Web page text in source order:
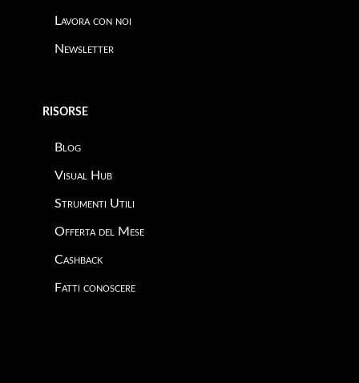
Lavora con noi
Newsletter
RISORSE
Blog
Visual Hub
Strumenti Utili
Offerta del Mese
Cashback
Fatti conoscere